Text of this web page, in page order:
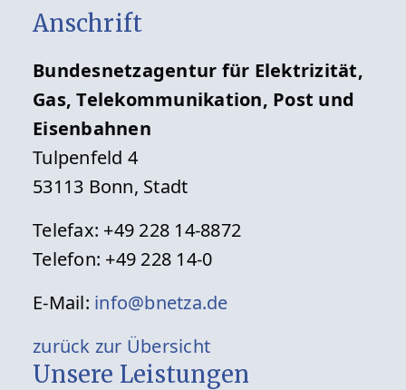
Anschrift
Bundesnetzagentur für Elektrizität,
Gas, Telekommunikation, Post und
Eisenbahnen
Tulpenfeld 4
53113 Bonn, Stadt
Telefax: +49 228 14-8872
Telefon: +49 228 14-0
E-Mail: info@bnetza.de
zurück zur Übersicht
Unsere Leistungen